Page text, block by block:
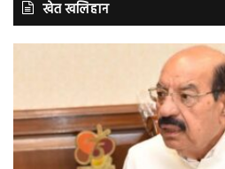
खेत खलिहान